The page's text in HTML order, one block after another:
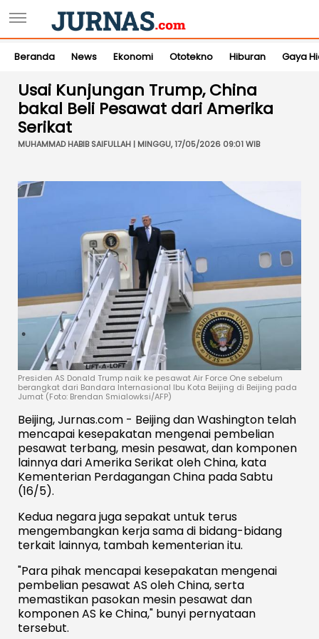
Beranda News Ekonomi Ototekno Hiburan Gaya
Usai Kunjungan Trump, China
bakal Beli Pesawat dari Amerika
Serikat
MUHAMMAD HABIB SAIFULLAH | MINGGU, 17/05/2026 09:01 WIB
Presiden AS Donald Trump naik ke pesawat Air Force One sebelum
berangkat dari Bandara Internasional Ibu Kota Beijing di Beijing pada
Jumat (Foto: Brendan Smialowksi/AFP)
Beijing, Jurnas.com - Beijing dan Washington telah
mencapai kesepakatan mengenai pembelian
pesawat terbang, mesin pesawat, dan komponen
lainnya dari Amerika Serikat oleh China, kata
Kementerian Perdagangan China pada Sabtu
(16/5).
Kedua negara juga sepakat untuk terus
mengembangkan kerja sama di bidang-bidang
terkait lainnya, tambah kementerian itu.
"Para pihak mencapai kesepakatan mengenai
pembelian pesawat AS oleh China, serta
memastikan pasokan mesin pesawat dan
komponen AS ke China," bunyi pernyataan
tersebut.